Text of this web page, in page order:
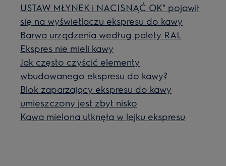
USTAW MŁYNEK i NACISNĄĆ OK" pojawił
się na wyświetlaczu ekspresu do kawy
Barwa urządzenia według palety RAL
Ekspres nie mieli kawy
Jak często czyścić elementy
wbudowanego ekspresu do kawy?
Blok zaparzający ekspresu do kawy
umieszczony jest zbyt nisko
Kawa mielona utknęła w lejku ekspresu